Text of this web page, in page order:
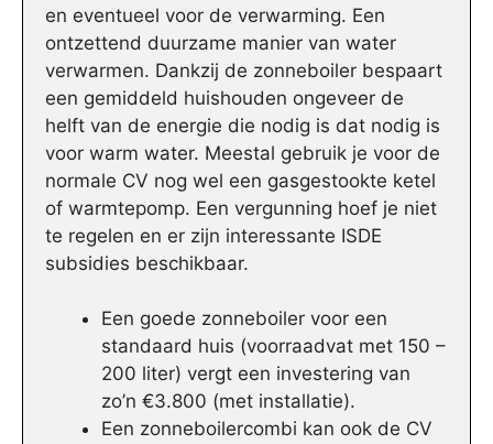
en eventueel voor de verwarming. Een
ontzettend duurzame manier van water
verwarmen. Dankzij de zonneboiler bespaart
een gemiddeld huishouden ongeveer de
helft van de energie die nodig is dat nodig is
voor warm water. Meestal gebruik je voor de
normale CV nog wel een gasgestookte ketel
of warmtepomp. Een vergunning hoef je niet
te regelen en er zijn interessante ISDE
subsidies beschikbaar.
Een goede zonneboiler voor een
standaard huis (voorraadvat met 150 –
200 liter) vergt een investering van
zo’n €3.800 (met installatie).
Een zonneboilercombi kan ook de CV